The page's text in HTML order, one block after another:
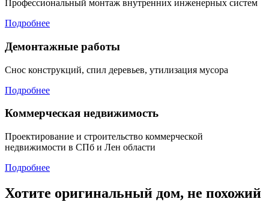
Профессиональный монтаж внутренних инженерных систем
Подробнее
Демонтажные работы
Снос конструкций, спил деревьев, утилизация мусора
Подробнее
Коммерческая недвижимость
Проектирование и строительство коммерческой
недвижимости в СПб и Лен области
Подробнее
Хотите оригинальный дом, не похожий